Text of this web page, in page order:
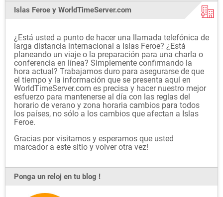
Islas Feroe y WorldTimeServer.com
¿Está usted a punto de hacer una llamada telefónica de
larga distancia internacional a Islas Feroe? ¿Está
planeando un viaje o la preparación para una charla o
conferencia en línea? Simplemente confirmando la
hora actual? Trabajamos duro para asegurarse de que
el tiempo y la información que se presenta aquí en
WorldTimeServer.com es precisa y hacer nuestro mejor
esfuerzo para mantenerse al día con las reglas del
horario de verano y zona horaria cambios para todos
los países, no sólo a los cambios que afectan a Islas
Feroe.
Gracias por visitarnos y esperamos que usted
marcador a este sitio y volver otra vez!
Ponga un reloj en tu blog !